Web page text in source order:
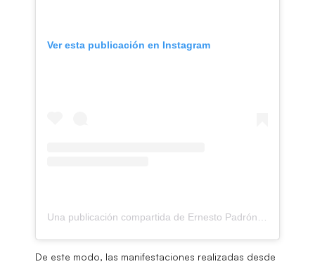
Ver esta publicación en Instagram
Una publicación compartida de Ernesto Padrón Blanco (@ernestopadronblanco)
De este modo, las manifestaciones realizadas desde